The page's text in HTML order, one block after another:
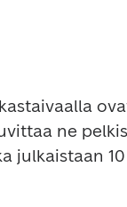
ne
julkaistaan